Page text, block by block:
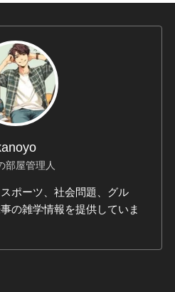
部屋管理人
ポーツ、社会問題、グル
の雑学情報を提供していま